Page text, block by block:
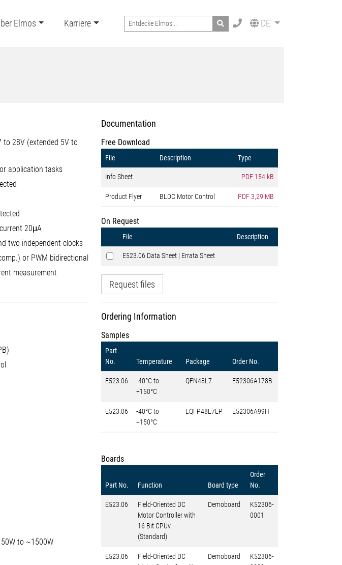
Elmos Karriere Search DE
to 28V (extended 5V to
application tasks
20μA
two independent clocks
or PWM bidirectional
measurement
Documentation
Free Download
File Description Type
Info Sheet PDF 154 kB
Product Flyer BLDC Motor Control PDF3,29 MB
On Request
File Description
E523.06 Data Sheet | Errata Sheet
Request files
50W to ~1500W
Ordering Information
Samples
Part
No.
Temperature Package Order No.
E523.06
-40°C to
+150°C
QFN48L7 E52306A178B
E523.06
-40°C to
+150°C
LQFP48L7EP E52306A99H
Boards
Part No. Function Board type
Order
No.
E523.06
Field-Oriented DC
Motor Controller with
16 Bit CPUv
(Standard)
Demoboard
K52306-
0001
E523.06
Field-Oriented DC
Demoboard
K52306-